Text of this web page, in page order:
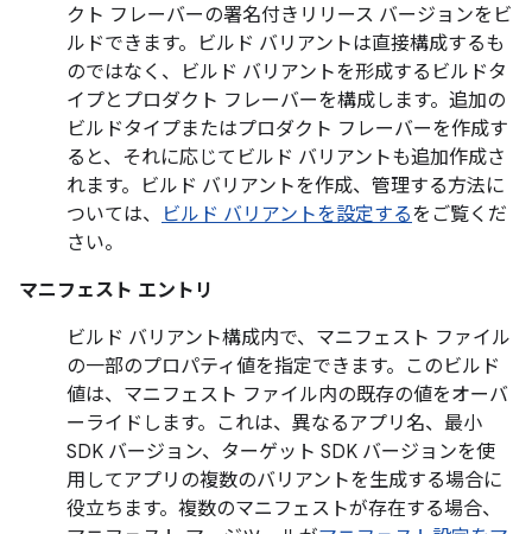
クト フレーバーの署名付きリリース バージョンをビ
ルドできます。ビルド バリアントは直接構成するも
のではなく、ビルド バリアントを形成するビルドタ
イプとプロダクト フレーバーを構成します。追加の
ビルドタイプまたはプロダクト フレーバーを作成す
ると、それに応じてビルド バリアントも追加作成さ
れます。ビルド バリアントを作成、管理する方法に
ついては、
ビルド バリアントを設定するをご覧くだ
さい。
マニフェスト エントリ
ビルド バリアント構成内で、マニフェスト ファイル
の一部のプロパティ値を指定できます。このビルド
値は、マニフェスト ファイル内の既存の値をオーバ
ーライドします。これは、異なるアプリ名、最小
SDK バージョン、ターゲット SDK バージョンを使
用してアプリの複数のバリアントを生成する場合に
役立ちます。複数のマニフェストが存在する場合、